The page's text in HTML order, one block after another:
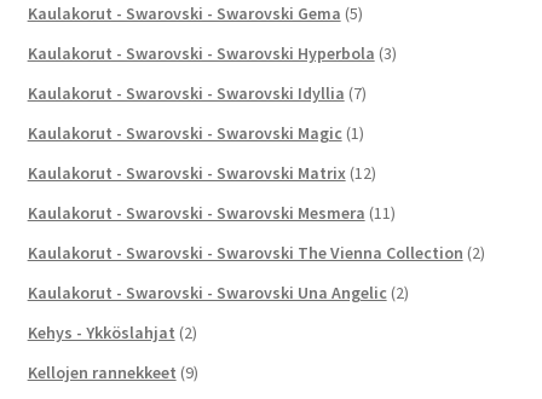
Kaulakorut - Swarovski - Swarovski Gema (5)
Kaulakorut - Swarovski - Swarovski Hyperbola (3)
Kaulakorut - Swarovski - Swarovski Idyllia (7)
Kaulakorut - Swarovski - Swarovski Magic (1)
Kaulakorut - Swarovski - Swarovski Matrix (12)
Kaulakorut - Swarovski - Swarovski Mesmera (11)
Kaulakorut - Swarovski - Swarovski The Vienna Collection (2)
Kaulakorut - Swarovski - Swarovski Una Angelic (2)
Kehys - Ykköslahjat (2)
Kellojen rannekkeet (9)